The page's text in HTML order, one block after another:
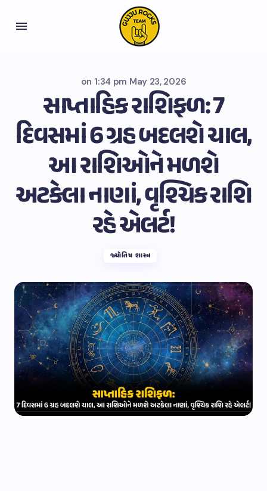
on 1:34 pm May 23, 2026
સાપ્તાહિક રાશિફળ: 7
દિવસમાં 6 ગ્રહ બદલશે ચાલ,
આ રાશિઓને મળશે
અટકેલા નાણાં, વૃશ્ચિક રાશિ
રહે એલર્ટ!
જ્યોતિષ શાસ્ત્ર